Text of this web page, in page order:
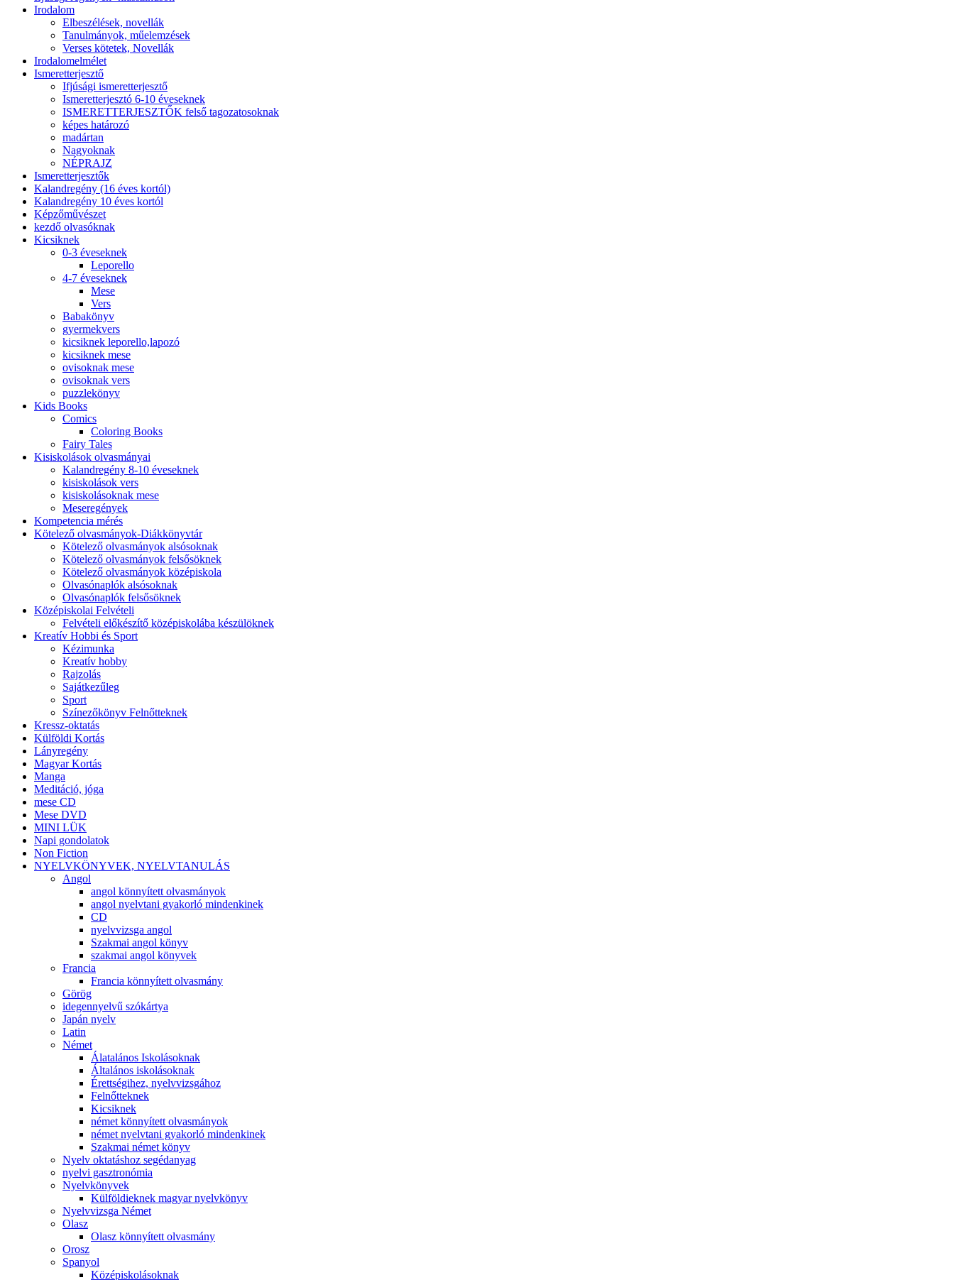
Irodalom
Elbeszélések, novellák
Tanulmányok, műelemzések
Verses kötetek, Novellák
Irodalomelmélet
Ismeretterjesztő
Ifjúsági ismeretterjesztő
Ismeretterjesztó 6-10 éveseknek
ISMERETTERJESZTŐK felső tagozatosoknak
képes határozó
madártan
Nagyoknak
NÉPRAJZ
Ismeretterjesztők
Kalandregény (16 éves kortól)
Kalandregény 10 éves kortól
Képzőművészet
kezdő olvasóknak
Kicsiknek
0-3 éveseknek
Leporello
4-7 éveseknek
Mese
Vers
Babakönyv
gyermekvers
kicsiknek leporello,lapozó
kicsiknek mese
ovisoknak mese
ovisoknak vers
puzzlekönyv
Kids Books
Comics
Coloring Books
Fairy Tales
Kisiskolások olvasmányai
Kalandregény 8-10 éveseknek
kisiskolások vers
kisiskolásoknak mese
Meseregények
Kompetencia mérés
Kötelező olvasmányok-Diákkönyvtár
Kötelező olvasmányok alsósoknak
Kötelező olvasmányok felsősöknek
Kötelező olvasmányok középiskola
Olvasónaplók alsósoknak
Olvasónaplók felsősöknek
Középiskolai Felvételi
Felvételi előkészítő középiskolába készülöknek
Kreatív Hobbi és Sport
Kézimunka
Kreatív hobby
Rajzolás
Sajátkezűleg
Sport
Színezőkönyv Felnőtteknek
Kressz-oktatás
Külföldi Kortás
Lányregény
Magyar Kortás
Manga
Meditáció, jóga
mese CD
Mese DVD
MINI LÜK
Napi gondolatok
Non Fiction
NYELVKÖNYVEK, NYELVTANULÁS
Angol
angol könnyített olvasmányok
angol nyelvtani gyakorló mindenkinek
CD
nyelvvizsga angol
Szakmai angol könyv
szakmai angol könyvek
Francia
Francia könnyített olvasmány
Görög
idegennyelvű szókártya
Japán nyelv
Latin
Német
Álatalános Iskolásoknak
Általános iskolásoknak
Érettségihez, nyelvvizsgához
Felnőtteknek
Kicsiknek
német könnyített olvasmányok
német nyelvtani gyakorló mindenkinek
Szakmai német könyv
Nyelv oktatáshoz segédanyag
nyelvi gasztronómia
Nyelvkönyvek
Külföldieknek magyar nyelvkönyv
Nyelvvizsga Német
Olasz
Olasz könnyített olvasmány
Orosz
Spanyol
Középiskolásoknak